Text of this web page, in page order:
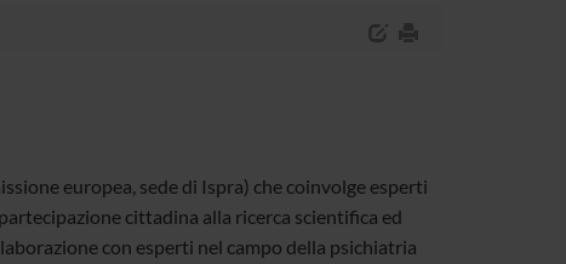
europea, sede di Ispra) che coinvolge esperti
cittadina alla ricerca scientifica ed
con esperti nel campo della psichiatria